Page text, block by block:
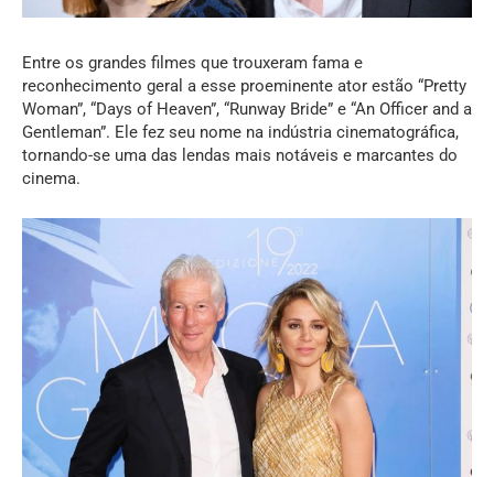
Entre os grandes filmes que trouxeram fama e
reconhecimento geral a esse proeminente ator estão “Pretty
Woman”, “Days of Heaven”, “Runway Bride” e “An Officer and a
Gentleman”. Ele fez seu nome na indústria cinematográfica,
tornando-se uma das lendas mais notáveis e marcantes do
cinema.